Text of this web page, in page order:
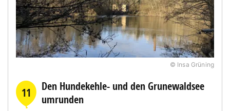
© Insa Grüning
11
Den Hundekehle- und den Grunewaldsee
umrunden